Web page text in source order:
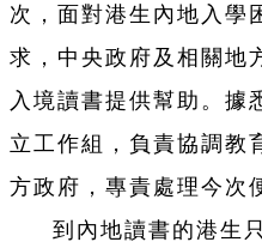
次，面對港生內地入學
求，中央政府及相關地
入境讀書提供幫助。據
立工作組，負責協調教
方政府，專責處理今次
到內地讀書的港生